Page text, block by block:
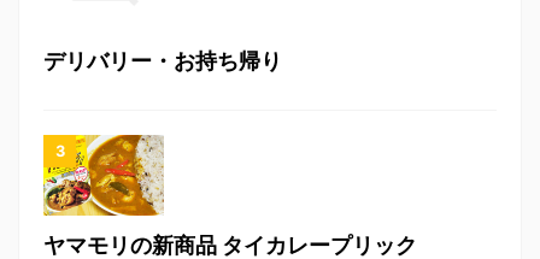
デリバリー・お持ち帰り
ヤマモリの新商品 タイカレープリック